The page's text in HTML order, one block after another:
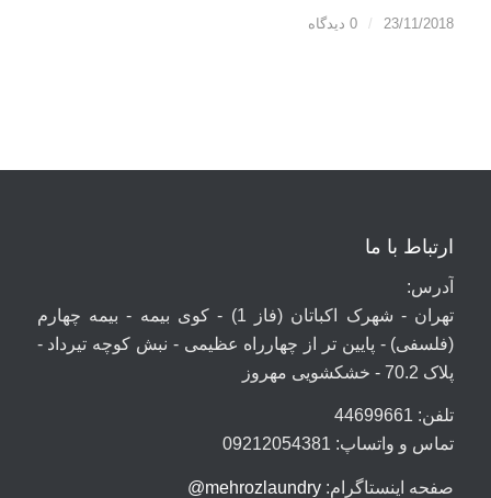
23/11/2018
/ 0 دیدگاه
ارتباط با ما
آدرس:
تهران - شهرک اکباتان (فاز 1) - کوی بیمه - بیمه چهارم
(فلسفی) - پایین تر از چهارراه عظیمی - نبش کوچه تیرداد -
پلاک 70.2 - خشکشویی مهروز
تلفن: 44699661
تماس و واتساپ: 09212054381
صفحه اینستاگرام: mehrozlaundry@